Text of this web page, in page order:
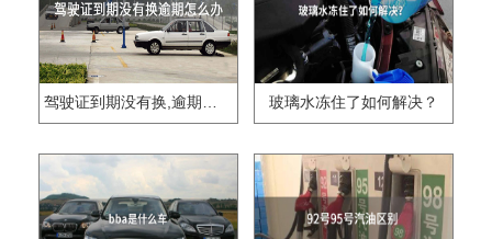
驾驶证到期没有换,逾期怎么办?? 玻璃水冻住了如何解决？